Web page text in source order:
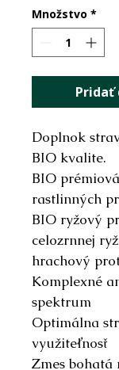
Množstvo *
Pridať
Doplnok
BIO kvalite.
BIO
rastlinných
BIO ryžový
celozrnnej
hrachový
Komplexné
spektrum
Optimálna
využiteľnosť
Zmes bohatá